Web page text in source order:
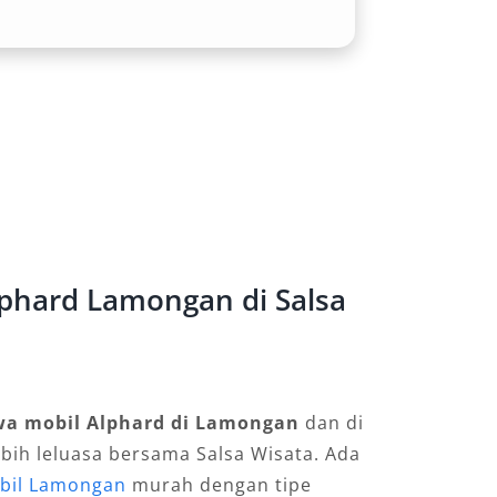
Lamongan di Salsa
mobil Alphard di Lamongan dan di
leluasa bersama Salsa Wisata. Ada
Lamongan murah dengan tipe